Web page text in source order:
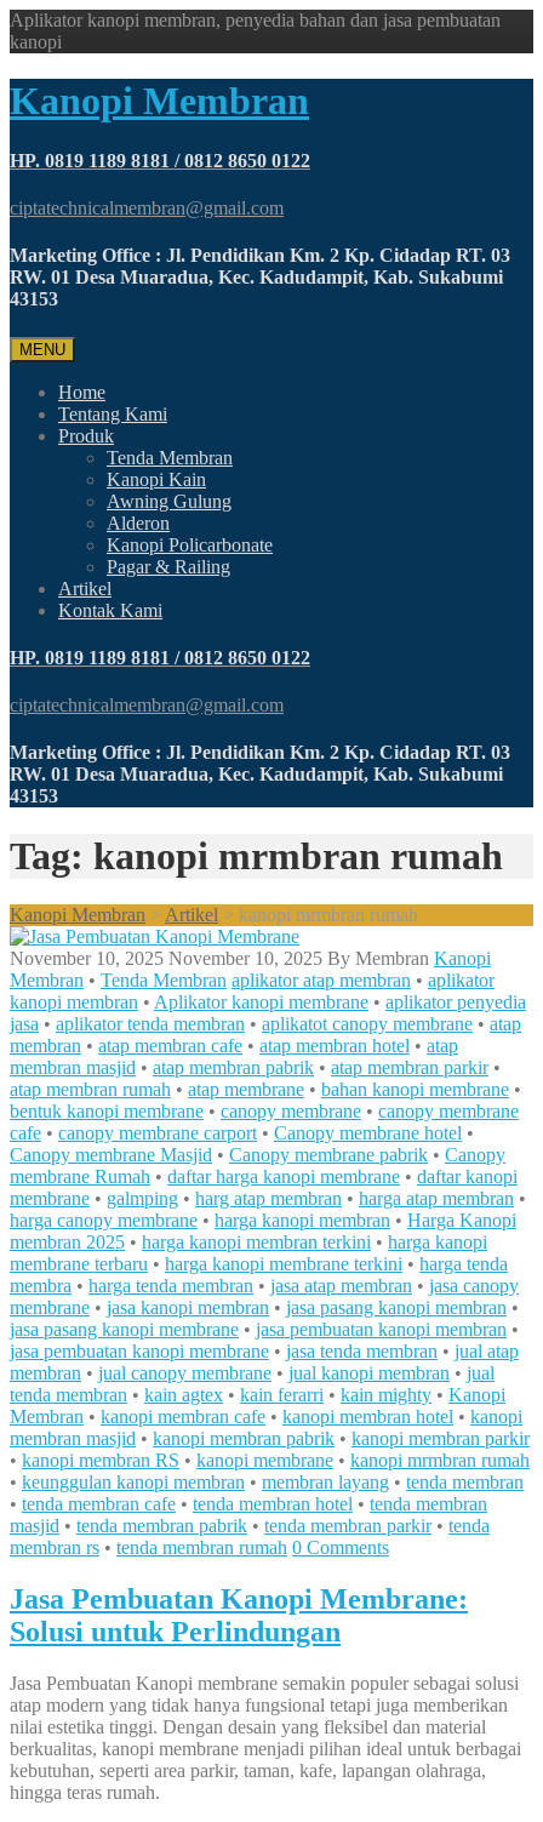
Aplikator kanopi membran, penyedia bahan dan jasa pembuatan
kanopi
Kanopi Membran
HP. 0819 1189 8181 / 0812 8650 0122
ciptatechnicalmembran@gmail.com
Marketing Office : Jl. Pendidikan Km. 2 Kp. Cidadap RT. 03
RW. 01 Desa Muaradua, Kec. Kadudampit, Kab. Sukabumi
43153
MENU
Home
Tentang Kami
Produk
Tenda Membran
Kanopi Kain
Awning Gulung
Alderon
Kanopi Policarbonate
Pagar & Railing
Artikel
Kontak Kami
HP. 0819 1189 8181 / 0812 8650 0122
ciptatechnicalmembran@gmail.com
Marketing Office : Jl. Pendidikan Km. 2 Kp. Cidadap RT. 03
RW. 01 Desa Muaradua, Kec. Kadudampit, Kab. Sukabumi
43153
Tag: kanopi mrmbran rumah
Kanopi Membran > Artikel > kanopi mrmbran rumah
November 10, 2025 November 10, 2025 By Membran Kanopi
Membran • Tenda Membran aplikator atap membran • aplikator
kanopi membran • Aplikator kanopi membrane • aplikator penyedia
jasa • aplikator tenda membran • aplikatot canopy membrane • atap
membran • atap membran cafe • atap membran hotel • atap
membran masjid • atap membran pabrik • atap membran parkir•
atap membran rumah • atap membrane • bahan kanopi membrane •
bentuk kanopi membrane • canopy membrane • canopy membrane
cafe • canopy membrane carport • Canopy membrane hotel •
Canopy membrane Masjid • Canopy membrane pabrik • Canopy
membrane Rumah • daftar harga kanopi membrane • daftar kanopi
membrane • galmping • harg atap membran • harga atap membran •
harga canopy membrane • harga kanopi membran • Harga Kanopi
membran 2025 • harga kanopi membran terkini • harga kanopi
membrane terbaru • harga kanopi membrane terkini • harga tenda
membra • harga tenda membran • jasa atap membran • jasa canopy
membrane • jasa kanopi membran • jasa pasang kanopi membran •
jasa pasang kanopi membrane • jasa pembuatan kanopi membran •
jasa pembuatan kanopi membrane • jasa tenda membran • jual atap
membran • jual canopy membrane • jual kanopi membran • jual
tenda membran • kain agtex • kain ferarri • kain mighty • Kanopi
Membran • kanopi membran cafe • kanopi membran hotel • kanopi
membran masjid • kanopi membran pabrik • kanopi membran parkir
• kanopi membran RS • kanopi membrane • kanopi mrmbran rumah
• keunggulan kanopi membran • membran layang • tenda membran
• tenda membran cafe • tenda membran hotel • tenda membran
masjid • tenda membran pabrik • tenda membran parkir• tenda
membran rs • tenda membran rumah 0 Comments
Jasa Pembuatan Kanopi Membrane:
Solusi untuk Perlindungan
Jasa Pembuatan Kanopi membrane semakin populer sebagai solusi
atap modern yang tidak hanya fungsional tetapi juga memberikan
nilai estetika tinggi. Dengan desain yang fleksibel dan material
berkualitas, kanopi membrane menjadi pilihan ideal untuk berbagai
kebutuhan, seperti area parkir, taman, kafe, lapangan olahraga,
hingga teras rumah.